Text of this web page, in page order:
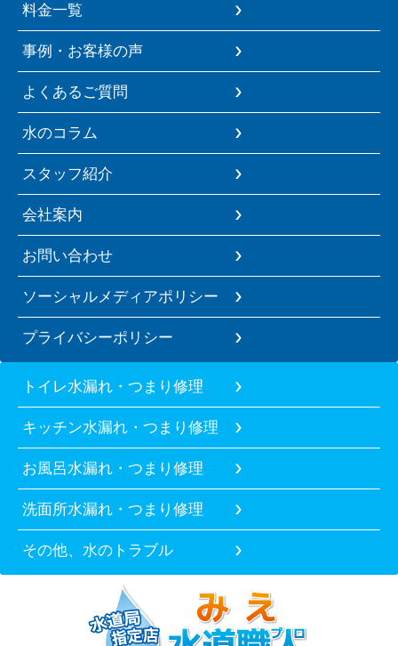
料金一覧
事例・お客様の声
よくあるご質問
水のコラム
スタッフ紹介
会社案内
お問い合わせ
ソーシャルメディアポリシー
プライバシーポリシー
トイレ水漏れ・つまり修理
キッチン水漏れ・つまり修理
お風呂水漏れ・つまり修理
洗面所水漏れ・つまり修理
その他、水のトラブル